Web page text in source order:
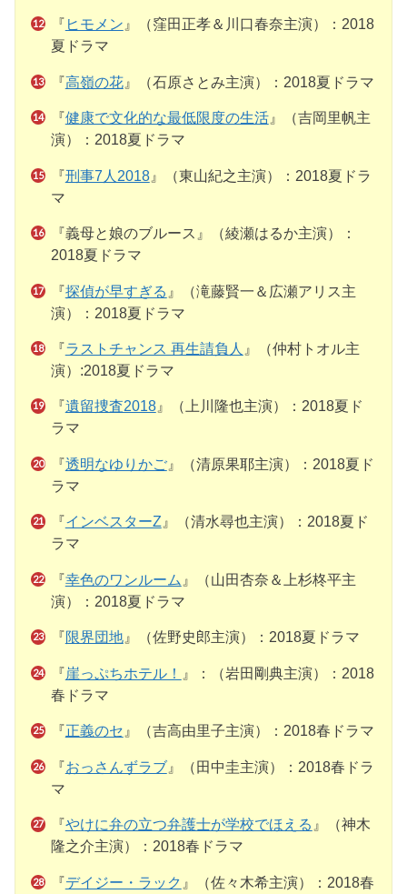
『 ヒモメン 』（窪田正孝＆川口春奈主演）：2018
夏ドラマ
『高嶺の花』（石原さとみ主演）：2018夏ドラマ
『健康で文化的な最低限度の生活』（吉岡里帆主
演）：2018夏ドラマ
『刑事7人2018』（東山紀之主演）：2018夏ドラ
マ
『義母と娘のブルース』（綾瀬はるか主演）：
2018夏ドラマ
『探偵が早すぎる 』（滝藤賢一＆広瀬アリス主
演）：2018夏ドラマ
『ラストチャンス 再生請負人 』（仲村トオル主
演）:2018夏ドラマ
『 遺留捜査2018』（上川隆也主演）：2018夏ド
ラマ
『透明なゆりかご』（清原果耶主演）：2018夏ド
ラマ
『インベスターZ』（清水尋也主演）：2018夏ド
ラマ
『幸色のワンルーム 』（山田杏奈＆上杉柊平主
演）：2018夏ドラマ
『限界団地』（佐野史郎主演）：2018夏ドラマ
『崖っぷちホテル！
』：（岩田剛典主演）：2018
春ドラマ
『正義のセ 』（吉高由里子主演）：2018春ドラマ
『おっさんずラブ』（田中圭主演）：2018春ドラ
マ
『やけに弁の立つ弁護士が学校でほえる 』（神木
隆之介主演）：2018春ドラマ
『デイジー・ラック 』（佐々木希主演）：2018春